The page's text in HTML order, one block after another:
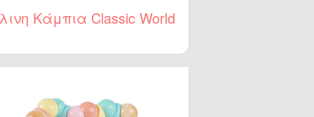
Ιδανικό για παιχνίδι με
ή την οικογένεια, συνδυάζει
διασκέδαση.
Κάμπια Classic World